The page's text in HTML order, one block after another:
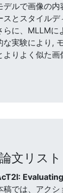
デルで画像の
スとスタイルデ
らに、MLLMに
な実験により,
よりよく似た画
文リスト
稿では、アクシ